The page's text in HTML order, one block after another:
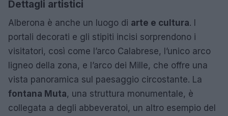
Dettagli artistici
Alberona è anche un luogo di arte e cultura. I
portali decorati e gli stipiti incisi sorprendono i
visitatori, così come l’arco Calabrese, l’unico arco
ligneo della zona, e l’arco dei Mille, che offre una
vista panoramica sul paesaggio circostante. La
fontana Muta, una struttura monumentale, è
collegata a degli abbeveratoi, un altro esempio del